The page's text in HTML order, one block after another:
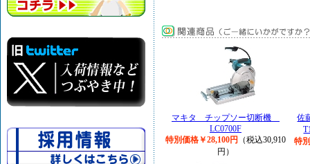
マキタ チップソー切断機
LC0700F
特別価格￥28,100円
（税込30,910
円）
佐
特